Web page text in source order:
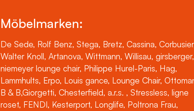
Möbelmarken:
De Sede, Rolf Benz, Stega, Bretz, Cassina,
Walter Knoll, Artanova, Wittmann, Willisau, girsberger,
niemeyer lounge chair, Philippe Hurel-Paris, Hag,
Lammhults, Erpo, Louis gance, Lounge Chair,
B & B,Giorgetti, Chesterfield, a.r.s. , Stressless, ligne
roset, FENDI, Kesterport, Longlife, Poltrona Frau,